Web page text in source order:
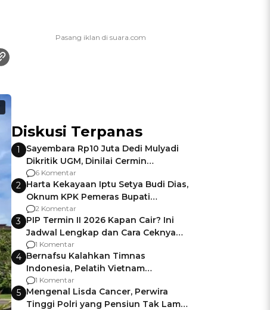
Diskusi Terpanas
1
Sayembara Rp10 Juta Dedi Mulyadi
Dikritik UGM, Dinilai Cermin
Gagalnya Negara Jamin Keamanan
6 Komentar
2 Harta Kekayaan Iptu Setya Budi Dias,
Oknum KPK Pemeras Bupati
Pemalang
2 Komentar
3 PIP Termin II 2026 Kapan Cair? Ini
Jadwal Lengkap dan Cara Ceknya
agar Dana Tidak Hangus!
1 Komentar
4 Bernafsu Kalahkan Timnas
Indonesia, Pelatih Vietnam
Berencana Pakai Jimat di Pakansari
1 Komentar
5 Mengenal Lisda Cancer, Perwira
Tinggi Polri yang Pensiun Tak Lama